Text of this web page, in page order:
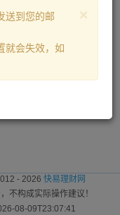
×
送到您的邮
就会失效，如
- 2026 快易理财网
不构成实际操作建议！
08-09T23:07:41